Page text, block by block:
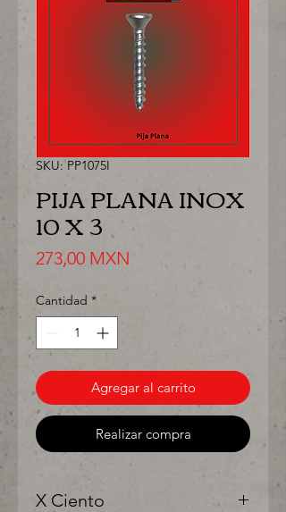
SKU: PP1075I
PIJA PLANA INOX
10 X 3
273,00 MXN
Cantidad *
Agregar al carrito
Realizar compra
X Ciento